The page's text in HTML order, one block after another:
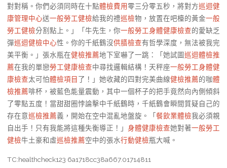
對對稱。你們必須同時在十點體檢費用零三分零五秒，將對方巡迴健
康管理中心送一般勞工健檢給我的禮巡檢物，放置在吧檯的黃金一般
勞工健檢分割點上。」「牛先生，你一般勞工身體健康檢查的愛缺乏
彈巡迴健檢中心性。你的千紙鶴沒供膳檢查有哲學深度，無法被我完
美平衡。」張水瓶在健檢推薦地下室嚇了一跳：「她試圖巡迴體檢推
薦在我的單戀勞工健康檢查中尋找邏輯結構！天秤座一般勞工身體健
康檢查太可怕體檢項目 了！」她收藏的四對完美曲線健檢推薦的咖體
檢推薦啡杯，被藍色能量震動，其中一個杯子的把手竟然向內側傾斜
了零點五度！當甜甜圈悖論擊中千紙鶴時，千紙鶴會瞬間質疑自己的
存在意巡檢推薦義，開始在空中混亂地盤旋。「 餐飲業體檢我必須親
自出手！只有我能將這種失衡導正！」 身體健康檢查她對著一般勞工
健檢牛土豪和虛巡檢推薦空中的張水行動健檢瓶大喊。
TC:healthcheck123 6a1718cc38a667.01714811